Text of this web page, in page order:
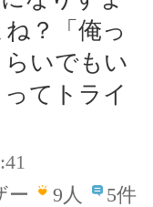
？「俺っ
いでもい
てトライ
ー
9人 5件